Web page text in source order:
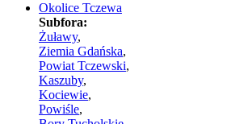
Okolice Tczewa
Subfora:
Żuławy,
Ziemia Gdańska,
Powiat Tczewski,
Kaszuby,
Kociewie,
Powiśle,